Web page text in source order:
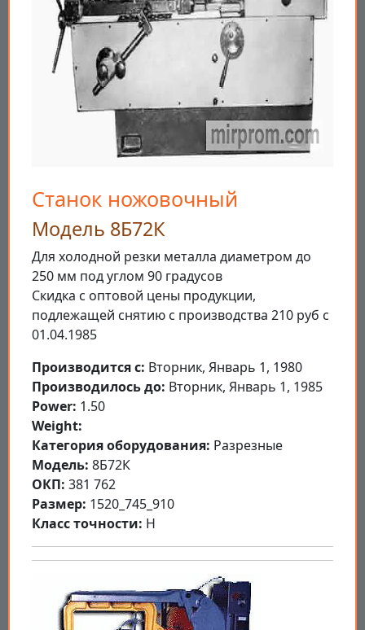
Станок ножовочный
Модель 8Б72К
Для холодной резки металла диаметром до
250 мм под углом 90 градусов
Скидка с оптовой цены продукции,
подлежащей снятию с производства 210 руб с
01.04.1985
Производится с: Вторник, Январь 1, 1980
Производилось до: Вторник, Январь 1, 1985
Power: 1.50
Weight:
Категория оборудования: Разрезные
Модель: 8Б72К
ОКП: 381 762
Размер: 1520_745_910
Класс точности: Н